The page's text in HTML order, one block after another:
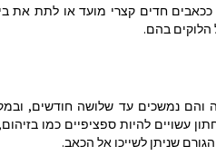
חדים קצרי מועד או לתת את
הלוקים בהם.
והם נמשכים עד שלושה חודשים,
עשויים להיות ספציפיים כמו
שניתן לשייכו אל הכאב.